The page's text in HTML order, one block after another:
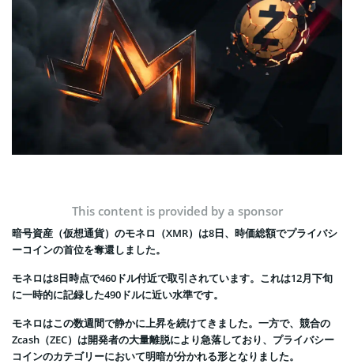
This content is provided by a sponsor
暗号資産（仮想通貨）のモネロ（XMR）は8日、時価総額でプライバシ
ーコインの首位を奪還しました。
モネロは8日時点で460ドル付近で取引されています。これは12月下旬
に一時的に記録した490ドルに近い水準です。
モネロはこの数週間で静かに上昇を続けてきました。一方で、競合の
Zcash（ZEC）は開発者の大量離脱により急落しており、プライバシー
コインのカテゴリーにおいて明暗が分かれる形となりました。